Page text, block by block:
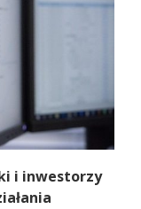
i inwestorzy